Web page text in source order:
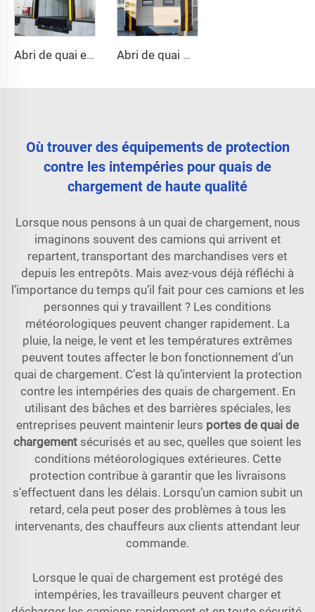
Abri de quai en éponge Abri de quai mécanique
Où trouver des équipements de protection
contre les intempéries pour quais de
chargement de haute qualité
Lorsque nous pensons à un quai de chargement, nous
imaginons souvent des camions qui arrivent et
repartent, transportant des marchandises vers et
depuis les entrepôts. Mais avez-vous déjà réfléchi à
l’importance du temps qu’il fait pour ces camions et les
personnes qui y travaillent ? Les conditions
météorologiques peuvent changer rapidement. La
pluie, la neige, le vent et les températures extrêmes
peuvent toutes affecter le bon fonctionnement d’un
quai de chargement. C’est là qu’intervient la protection
contre les intempéries des quais de chargement. En
utilisant des bâches et des barrières spéciales, les
entreprises peuvent maintenir leurs portes de quai de
chargement sécurisés et au sec, quelles que soient les
conditions météorologiques extérieures. Cette
protection contribue à garantir que les livraisons
s’effectuent dans les délais. Lorsqu’un camion subit un
retard, cela peut poser des problèmes à tous les
intervenants, des chauffeurs aux clients attendant leur
commande.
Lorsque le quai de chargement est protégé des
intempéries, les travailleurs peuvent charger et